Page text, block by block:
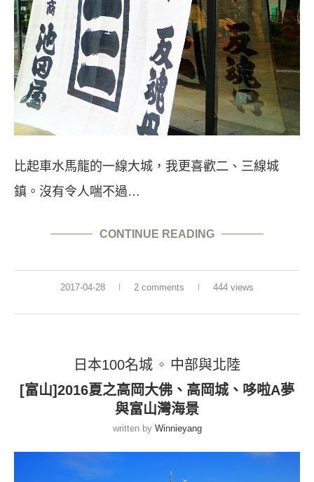
比起車水馬龍的一線大城，我更喜歡二、三線城
鎮。沒有令人喘不過…
CONTINUE READING
2017-04-28 2 comments 444 views
日本100名城
中部與北陸
[富山]2016夏之高岡大佛、高岡城、哆啦A夢
與富山灣海景
written by Winnieyang